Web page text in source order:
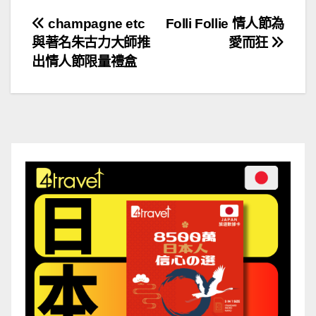
文
章
導
Folli Follie 情人節為
愛而狂
champagne etc
與著名朱古力大師推
出情人節限量禮盒